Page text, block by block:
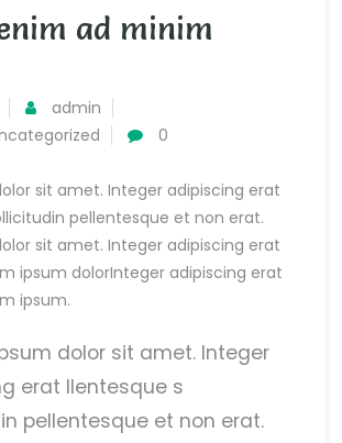
ad minim
admin
0
sit amet. Integer adipiscing erat
pellentesque et non erat.
sit amet. Integer adipiscing erat
ipsum dolorInteger adipiscing erat
ipsum.
dolor sit amet. Integer
erat llentesque s
pellentesque et non erat.